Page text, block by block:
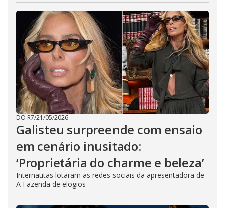
DO R7/21/05/2026
Galisteu surpreende com ensaio
em cenário inusitado:
‘Proprietária do charme e beleza’
Internautas lotaram as redes sociais da apresentadora de
A Fazenda de elogios